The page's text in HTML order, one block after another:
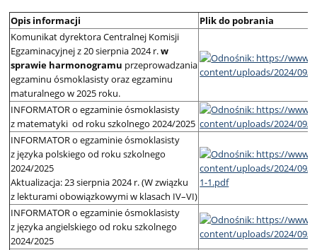
Opis informacji
Plik do pobrania
Komunikat dyrektora Centralnej Komisji
Egzaminacyjnej z 20 sierpnia 2024 r.w
sprawie harmonogramu przeprowadzania
egzaminu ósmoklasisty oraz egzaminu
maturalnego w 2025 roku.
INFORMATOR o egzaminie ósmoklasisty
z matematyki od roku szkolnego 2024/2025
INFORMATOR o egzaminie ósmoklasisty
z języka polskiego od roku szkolnego
2024/2025
Aktualizacja: 23 sierpnia 2024 r. (W związku
z lekturami obowiązkowymi w klasach IV–VI)
INFORMATOR o egzaminie ósmoklasisty
z języka angielskiego od roku szkolnego
2024/2025